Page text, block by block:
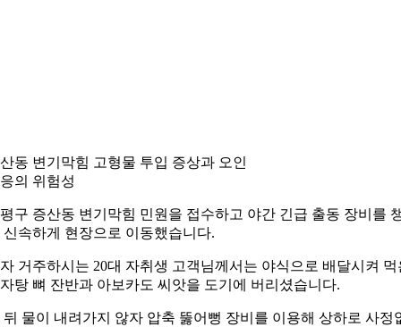
동 변기막힘 고형물 투입 증상과 오인
의 위험성
구 증산동 변기막힘 민원을 접수하고 야간 긴급 출동 장비를
신속하게 현장으로 이동했습니다.
거주하시는 20대 자취생 고객님께서는 야식으로 배달시켜 먹
탕 뼈 잔반과 아보카도 씨앗을 도기에 버리셨습니다.
뒤 물이 내려가지 않자 압축 뚫어뻥 장비를 이용해 상하로 사정